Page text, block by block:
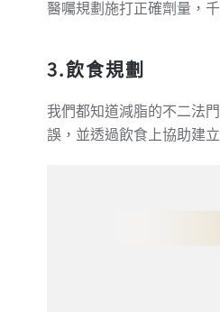
醫囑規劃施打正確劑量，
3.飲食規劃
我們都知道減脂的不二法
誤，並透過飲食上協助建